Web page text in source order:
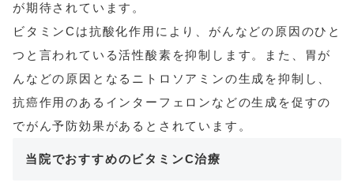
が期待されています。
ビタミンCは抗酸化作用により、がんなどの原因のひと
つと言われている活性酸素を抑制します。また、胃が
んなどの原因となるニトロソアミンの生成を抑制し、
抗癌作用のあるインターフェロンなどの生成を促すの
でがん予防効果があるとされています。
当院でおすすめのビタミンC治療